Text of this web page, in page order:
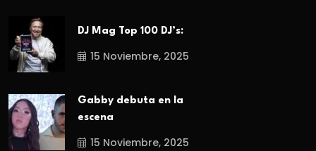
DJ Mag Top 100 DJ’s:
15 Noviembre, 2025
Gabby debuta en la
escena
15 Noviembre, 2025